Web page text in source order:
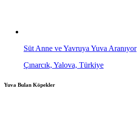
Süt Anne ve Yavruya Yuva Aranıyor
Çınarcık, Yalova, Türkiye
Yuva Bulan Köpekler